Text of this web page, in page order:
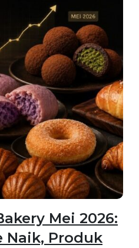
Mei 2026:
Naik, Produk